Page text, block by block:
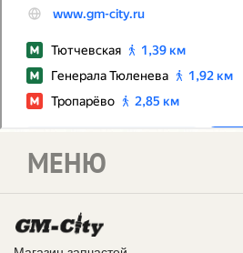
МЕНЮ